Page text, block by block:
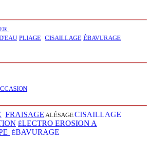
PLIAGE CISAILLAGE ÉBAVURAGE
FRAISAGE ALÉSAGECISAILLAGE
ÉLECTRO EROSION A
ÉBAVURAGE